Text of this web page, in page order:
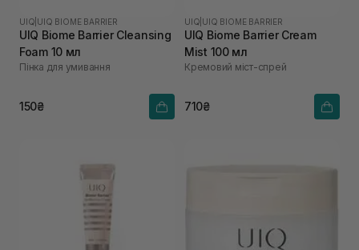
UIQ UIQ BIOME BARRIER
UIQ Biome Barrier Cleansing
Foam 10 мл
Пінка для умивання
150₴
UIQ UIQ BIOME BARRIER
UIQ Biome Barrier Cream
Mist 100 мл
Кремовий міст-спрей
710₴